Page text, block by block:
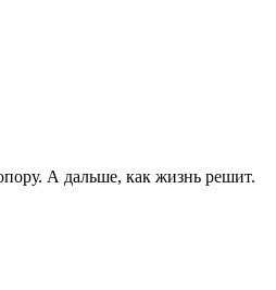
А дальше, как жизнь решит.